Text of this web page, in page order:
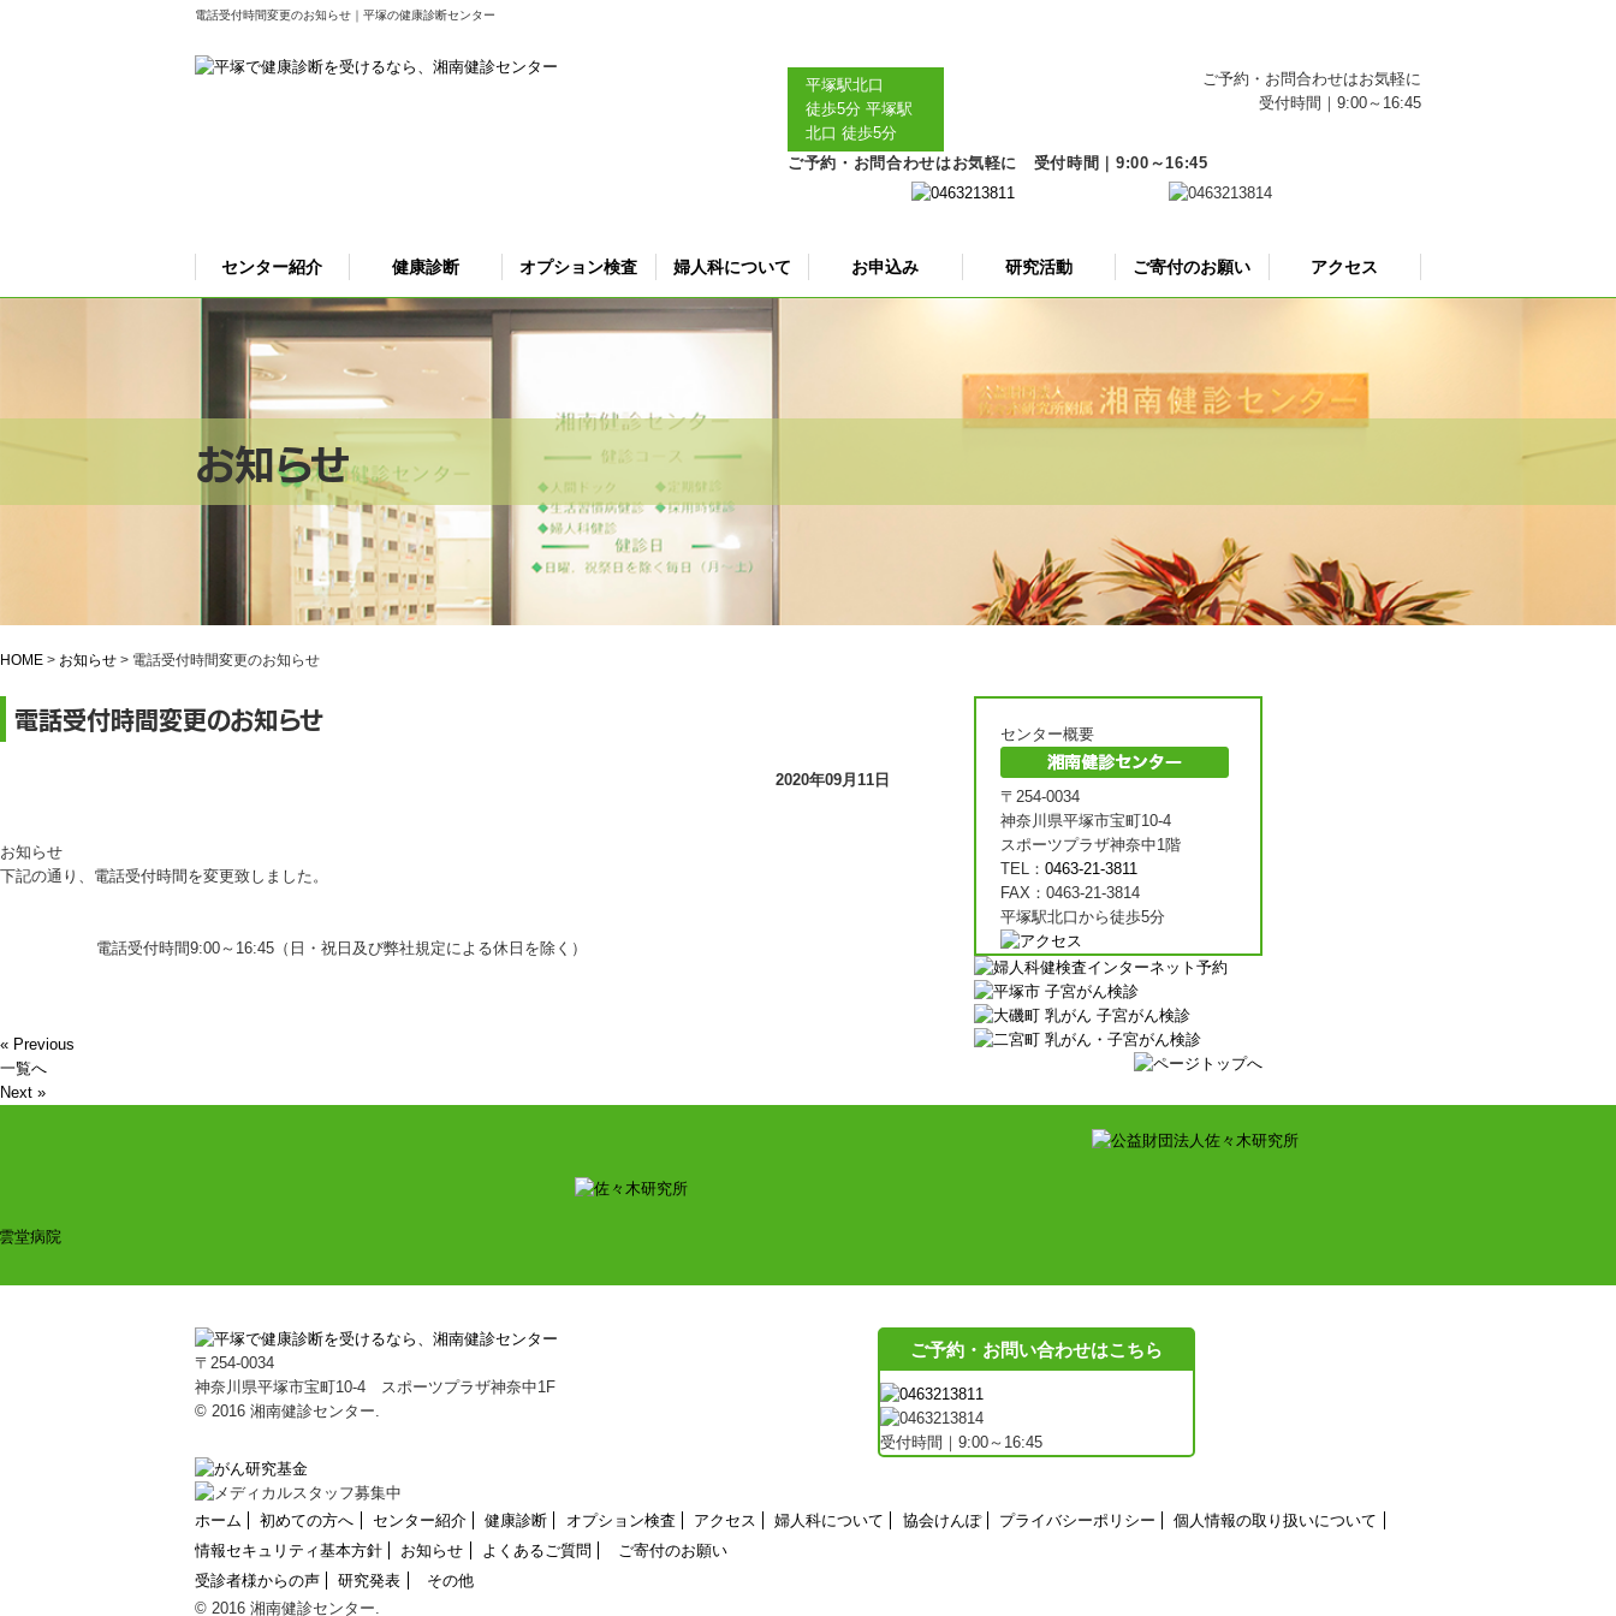
電話受付時間変更のお知らせ｜平塚の健康診断センター
平塚駅北口
徒歩5分 平塚駅
北口 徒歩5分
ご予約・お問合わせはお気軽に 受付時間｜9:00～16:45
ご予約・お問合わせはお気軽に
受付時間｜9:00～16:45
センター紹介 健康診断 オプション検査 婦人科について お申込み 研究活動 ご寄付のお願い アクセス
お知らせ
HOME > お知らせ > 電話受付時間変更のお知らせ
電話受付時間変更のお知らせ
2020年09月11日
お知らせ
下記の通り、電話受付時間を変更致しました。
電話受付時間9:00～16:45（日・祝日及び弊社規定による休日を除く）
« Previous
一覧へ
Next »
センター概要
〒254-0034
神奈川県平塚市宝町10-4
スポーツプラザ神奈中1階
TEL： 0463-21-3811
FAX：0463-21-3814
平塚駅北口から徒歩5分
〒254-0034
神奈川県平塚市宝町10-4 スポーツプラザ神奈中1F
© 2016 湘南健診センター.
ご予約・お問い合わせはこちら
受付時間｜9:00～16:45
ホーム 初めての方へ センター紹介 健康診断 オプション検査 アクセス 婦人科について 協会けんぽ プライバシーポリシー
個人情報の取り扱いについて
情報セキュリティ基本方針
お知らせ よくあるご質問
ご寄付のお願い
受診者様からの声
研究発表
その他
© 2016 湘南健診センター.